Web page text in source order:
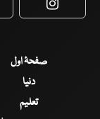
صفحۂ اول
دنیا
تعلیم